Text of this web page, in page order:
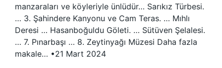
manzaraları ve köyleriyle ünlüdür… Sarıkız Türbesi.
… 3. Şahindere Kanyonu ve Cam Teras. … Mıhlı
Deresi … Hasanboğuldu Göleti. … Sütüven Şelalesi.
… 7. Pınarbaşı … 8. Zeytinyağı Müzesi Daha fazla
makale… •21 Mart 2024